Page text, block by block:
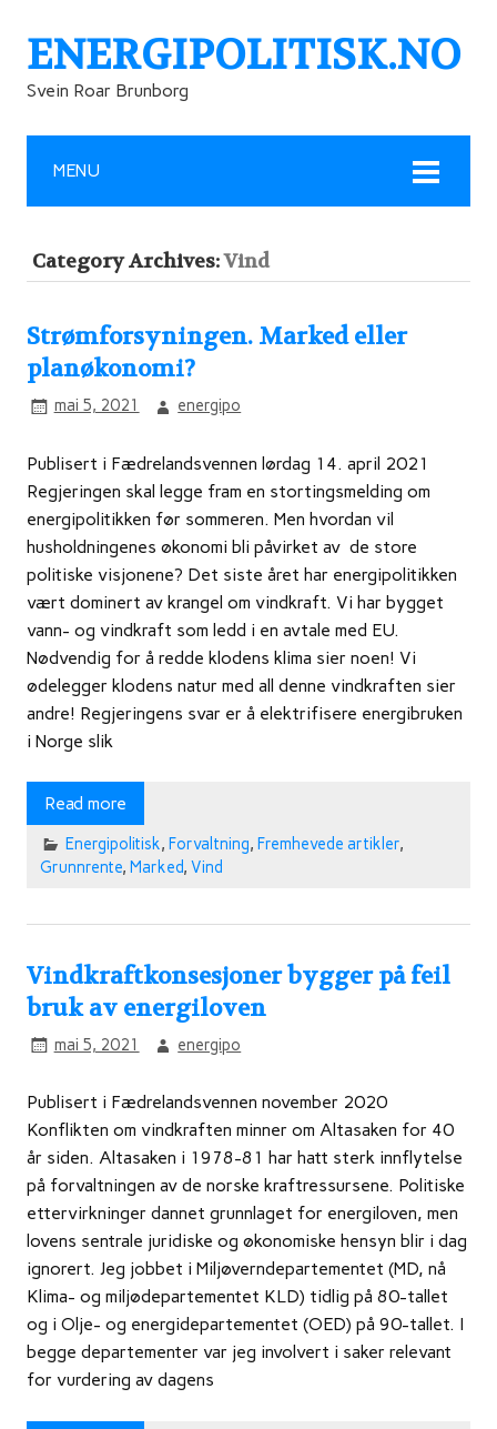
ENERGIPOLITISK.NO
Svein Roar Brunborg
MENU
Category Archives:Vind
Strømforsyningen. Marked eller
planøkonomi?
mai 5, 2021 energipo
Publisert i Fædrelandsvennen lørdag 14. april 2021
Regjeringen skal legge fram en stortingsmelding om
energipolitikken før sommeren. Men hvordan vil
husholdningenes økonomi bli påvirket av de store
politiske visjonene? Det siste året har energipolitikken
vært dominert av krangel om vindkraft. Vi har bygget
vann- og vindkraft som ledd i en avtale med EU.
Nødvendig for å redde klodens klima sier noen! Vi
ødelegger klodens natur med all denne vindkraften sier
andre! Regjeringens svar er å elektrifisere energibruken
i Norge slik
Read more
Energipolitisk, Forvaltning, Fremhevede artikler,
Grunnrente, Marked, Vind
Vindkraftkonsesjoner bygger på feil
bruk av energiloven
mai 5, 2021 energipo
Publisert i Fædrelandsvennen november 2020
Konflikten om vindkraften minner om Altasaken for 40
år siden. Altasaken i 1978-81 har hatt sterk innflytelse
på forvaltningen av de norske kraftressursene. Politiske
ettervirkninger dannet grunnlaget for energiloven, men
lovens sentrale juridiske og økonomiske hensyn blir i dag
ignorert. Jeg jobbet i Miljøverndepartementet (MD, nå
Klima- og miljødepartementet KLD) tidlig på 80-tallet
og i Olje- og energidepartementet (OED) på 90-tallet. I
begge departementer var jeg involvert i saker relevant
for vurdering av dagens